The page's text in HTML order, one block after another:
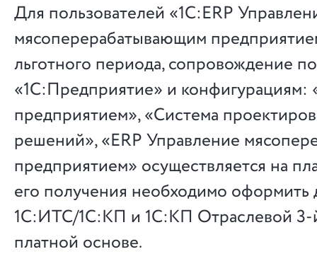
Для пользователей «1С:ERP
мясоперерабатывающим
льготного периода, сопровождение
«1С:Предприятие» и конфигурациям:
предприятием», «Система
решений», «ERP Управление
предприятием» осуществляется на
его получения необходимо оформить
1С:ИТС/1С:КП и 1С:КП Отраслевой 3-
платной основе.